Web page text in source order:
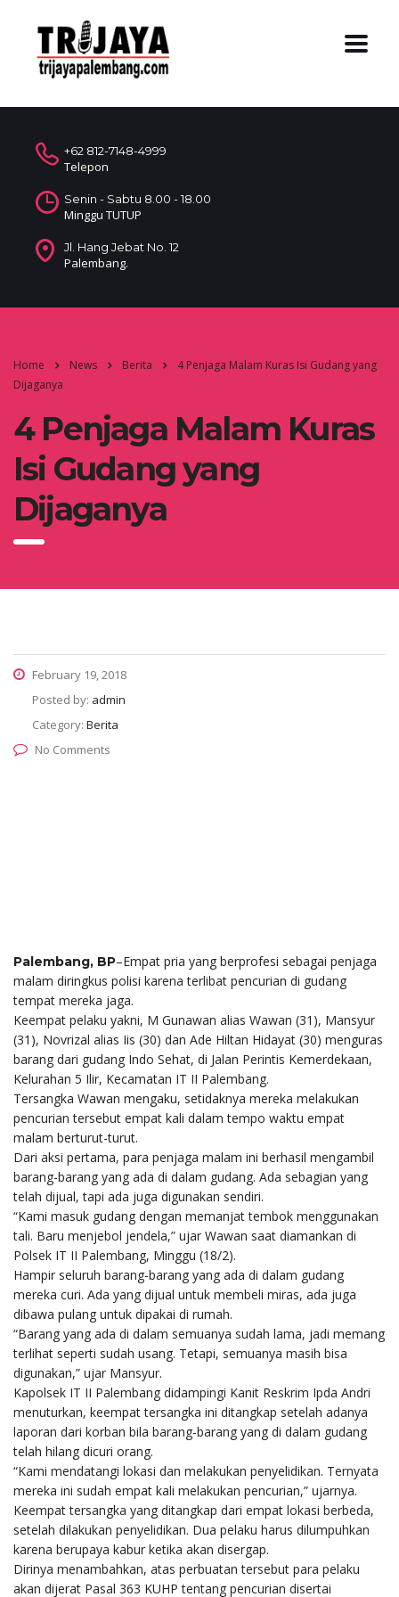
+62 812-7148-4999
Telepon
Senin - Sabtu 8.00 - 18.00
Minggu TUTUP
Jl. Hang Jebat No. 12
Palembang.
Home News Berita
4 Penjaga Malam Kuras Isi Gudang yang
Dijaganya
4 Penjaga Malam Kuras
Isi Gudang yang
Dijaganya
February 19, 2018
Posted by: admin
Category: Berita
No Comments
Palembang, BP–Empat pria yang berprofesi sebagai penjaga
malam diringkus polisi karena terlibat pencurian di gudang
tempat mereka jaga.
Keempat pelaku yakni, M Gunawan alias Wawan (31), Mansyur
(31), Novrizal alias Iis (30) dan Ade Hiltan Hidayat (30) menguras
barang dari gudang Indo Sehat, di Jalan Perintis Kemerdekaan,
Kelurahan 5 Ilir, Kecamatan IT II Palembang.
Tersangka Wawan mengaku, setidaknya mereka melakukan
pencurian tersebut empat kali dalam tempo waktu empat
malam berturut-turut.
Dari aksi pertama, para penjaga malam ini berhasil mengambil
barang-barang yang ada di dalam gudang. Ada sebagian yang
telah dijual, tapi ada juga digunakan sendiri.
“Kami masuk gudang dengan memanjat tembok menggunakan
tali. Baru menjebol jendela,” ujar Wawan saat diamankan di
Polsek IT II Palembang, Minggu (18/2).
Hampir seluruh barang-barang yang ada di dalam gudang
mereka curi. Ada yang dijual untuk membeli miras, ada juga
dibawa pulang untuk dipakai di rumah.
“Barang yang ada di dalam semuanya sudah lama, jadi memang
terlihat seperti sudah usang. Tetapi, semuanya masih bisa
digunakan,” ujar Mansyur.
Kapolsek IT II Palembang didampingi Kanit Reskrim Ipda Andri
menuturkan, keempat tersangka ini ditangkap setelah adanya
laporan dari korban bila barang-barang yang di dalam gudang
telah hilang dicuri orang.
“Kami mendatangi lokasi dan melakukan penyelidikan. Ternyata
mereka ini sudah empat kali melakukan pencurian,” ujarnya.
Keempat tersangka yang ditangkap dari empat lokasi berbeda,
setelah dilakukan penyelidikan. Dua pelaku harus dilumpuhkan
karena berupaya kabur ketika akan disergap.
Dirinya menambahkan, atas perbuatan tersebut para pelaku
akan dijerat Pasal 363 KUHP tentang pencurian disertai